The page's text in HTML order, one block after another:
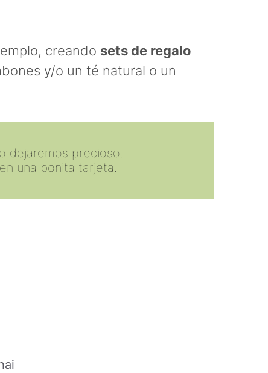
creando sets de regalo
y/o un té natural o un
dejaremos precioso.
una bonita tarjeta.